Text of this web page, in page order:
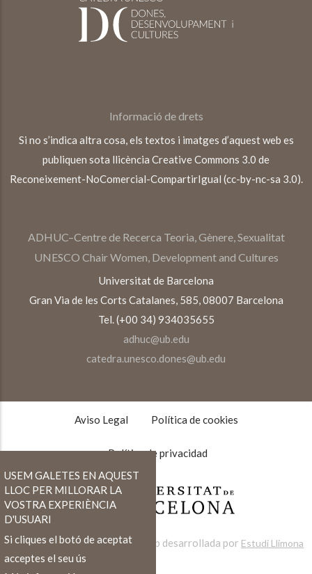
Informació de drets
Si no s’indica altra cosa, els textos i imatges d’aquest web es
publiquen sota llicència Creative Commons 3.0 de
Reconeixement-NoComercial-CompartirIgual (cc-by-nc-sa 3.0).
ADHUC–Centre de Recerca Teoria, Gènere, Sexualitat
UNESCO Chair Women, Development and Cultures
Universitat de Barcelona
Gran Via de les Corts Catalanes, 585, 08007 Barcelona
Tel. (+00 34) 934035655
adhuc@ub.edu
catedra.unesco.dones@ub.edu
TEXTOS
Aviso Legal Política de cookies
Política de privacidad
Web desarrollada por Estudi Llimona
USEM GALETES EN AQUEST
LLOC PER MILLORAR LA
VOSTRA EXPERIÈNCIA
D'USUARI
Si cliques el botó de aceptat
acceptes el seu ús